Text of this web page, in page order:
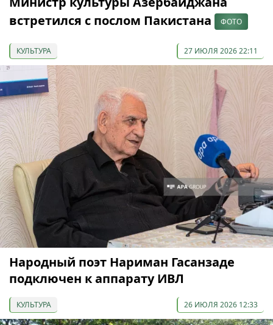
встретился с послом Пакистана
ФОТО
КУЛЬТУРА 27 ИЮЛЯ 2026 22:11
Народный поэт Нариман Гасанзаде
подключен к аппарату ИВЛ
КУЛЬТУРА 26 ИЮЛЯ 2026 12:33